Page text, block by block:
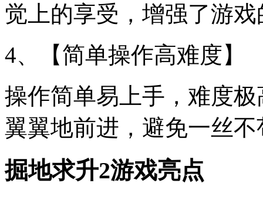
觉上的享受，增强了游
4、【简单操作高难度】
操作简单易上手，难度
翼翼地前进，避免一丝
掘地求升2游戏亮点